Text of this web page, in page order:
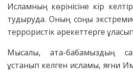
Исламның көрінісіне кір
тудыруда. Оның соңы
террористік әрекеттерге
Мысалы, ата-бабамыздың
ұстанып келген исламы, яғни